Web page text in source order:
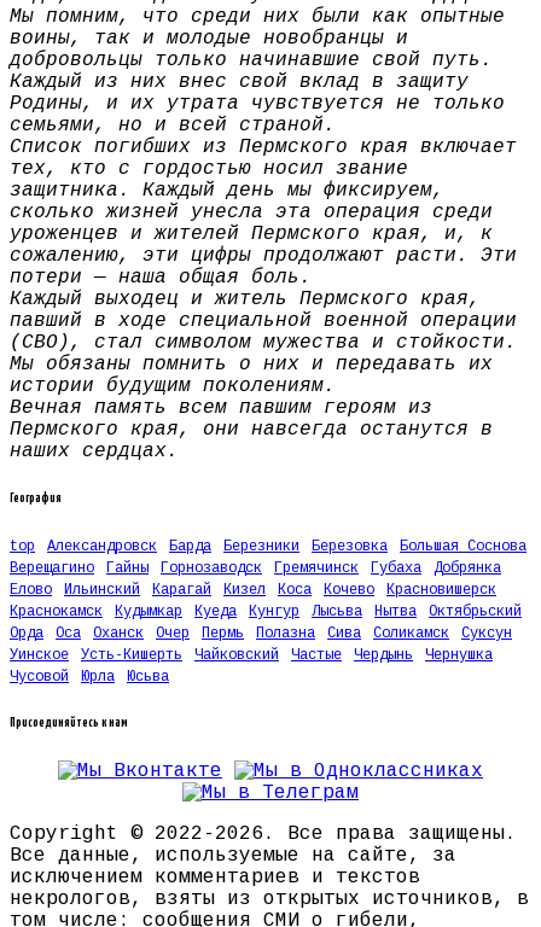
Мы помним, что среди них были как опытные
воины, так и молодые новобранцы и
добровольцы только начинавшие свой путь.
Каждый из них внес свой вклад в защиту
Родины, и их утрата чувствуется не только
семьями, но и всей страной.
Список погибших из Пермского края включает
тех, кто с гордостью носил звание
защитника. Каждый день мы фиксируем,
сколько жизней унесла эта операция среди
уроженцев и жителей Пермского края, и, к
сожалению, эти цифры продолжают расти. Эти
потери — наша общая боль.
Каждый выходец и житель Пермского края,
павший в ходе специальной военной операции
(СВО), стал символом мужества и стойкости.
Мы обязаны помнить о них и передавать их
истории будущим поколениям.
Вечная память всем павшим героям из
Пермского края, они навсегда останутся в
наших сердцах.
География
top Александровск Барда Березники Березовка
Большая Соснова
Верещагино
Гайны Горнозаводск Гремячинск Губаха
Добрянка
Елово
Ильинский Карагай Кизел Коса Кочево
Красновишерск
Краснокамск
Кудымкар Куеда Кунгур Лысьва Нытва
Октябрьский
Орда
Оса Оханск Очер Пермь Полазна Сива Соликамск
Суксун
Уинское
Усть-Кишерть Чайковский Частые Чердынь
Чернушка
Чусовой
Юрла Юсьва
Присоединяйтесь к нам
Copyright © 2022-2026. Все права защищены.
Все данные, используемые на сайте, за
исключением комментариев и текстов
некрологов, взяты из открытых источников, в
том числе: сообщения СМИ о гибели,